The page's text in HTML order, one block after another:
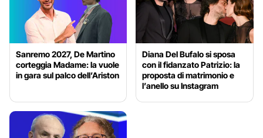
Sanremo 2027, De Martino
corteggia Madame: la vuole
in gara sul palco dell’Ariston
Diana Del Bufalo si sposa
con il fidanzato Patrizio: la
proposta di matrimonio e
l’anello su Instagram